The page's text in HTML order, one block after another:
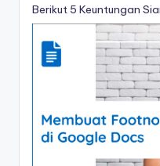
Berikut 5 Keuntungan